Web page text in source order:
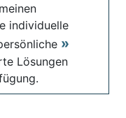
individuelle
Lösungen